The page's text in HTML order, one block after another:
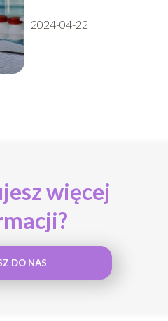
2024-04-22
więcej
DO NAS